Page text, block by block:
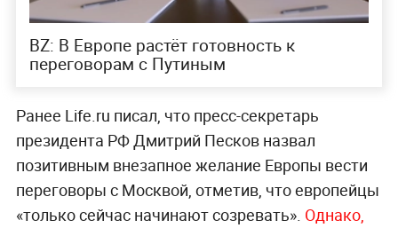
BZ: В Европе растёт готовность к
переговорам с Путиным
Ранее Life.ru писал, что пресс-секретарь
президента РФ Дмитрий Песков назвал
позитивным внезапное желание Европы вести
переговоры с Москвой, отметив, что европейцы
«только сейчас начинают созревать». Однако,